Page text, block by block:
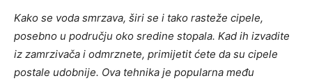
Kako se voda smrzava, širi se i tako rasteže cipele,
posebno u području oko sredine stopala. Kad ih izvadite
iz zamrzivača i odmrznete, primijetit ćete da su cipele
postale udobnije. Ova tehnika je popularna među